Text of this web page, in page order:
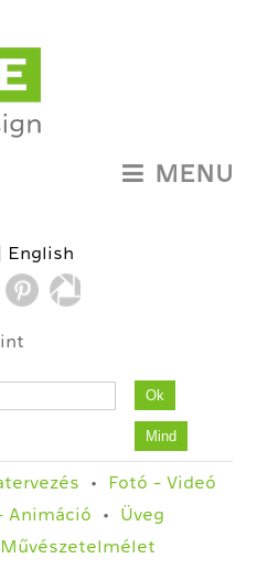
English
MENU
Fotó - Videó
Animáció
Művészetelmélet
Üveg